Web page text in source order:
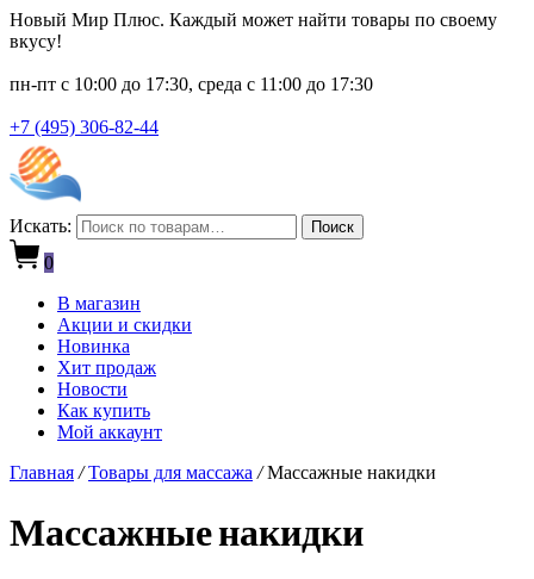
Новый Мир Плюс. Каждый может найти товары по своему
вкусу!
пн-пт с 10:00 до 17:30, среда с 11:00 до 17:30
+7 (495) 306-82-44
Искать: Поиск
0
В магазин
Акции и скидки
Новинка
Хит продаж
Новости
Как купить
Мой аккаунт
Главная / Товары для массажа /Массажные накидки
Массажные накидки